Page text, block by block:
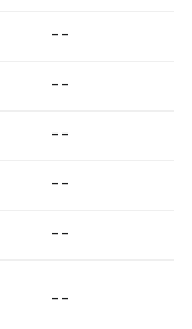
--
--
--
--
--
--